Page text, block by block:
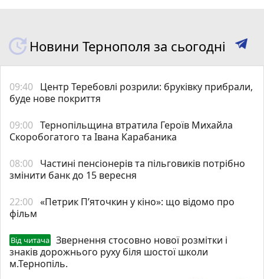
Новини Тернополя за сьогодні
09:40 Центр Теребовлі розрили: бруківку прибрали,
буде нове покриття
09:00 Тернопільщина втратила Героїв Михайла
Скоробогатого та Івана Карабаника
08:00 Частині пенсіонерів та пільговиків потрібно
змінити банк до 15 вересня
22:00 «Петрик П’яточкин у кіно»: що відомо про
фільм
Від читача
Звернення стосовно нової розмітки і
знаків дорожнього руху біля шостої школи
м.Тернопіль.